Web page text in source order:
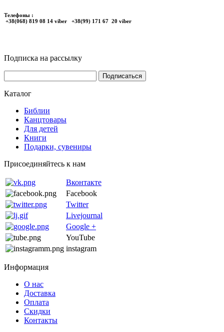
Телефоны :
+38(068) 819 08 14 viber +38(99) 171 67 20 viber
Подписка на рассылку
Каталог
Библии
Канцтовары
Для детей
Книги
Подарки, сувениры
Присоединяйтесь к нам
Вконтакте
Facebook
Twitter
Livejournal
Google +
YouTube
instagram
Информация
О нас
Доставка
Оплата
Скидки
Контакты